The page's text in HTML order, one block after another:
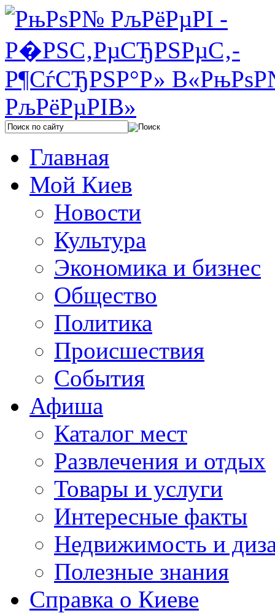
Главная
Мой Киев
Новости
Культура
Экономика и бизнес
Общество
Политика
Происшествия
События
Афиша
Каталог мест
Развлечения и отдых
Товары и услуги
Интересные факты
Недвижимость и
Полезные знания
Справка о Киеве